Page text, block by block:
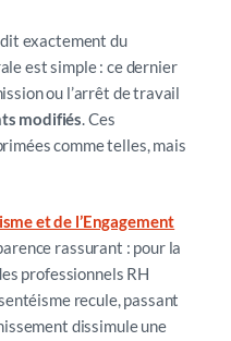
dit exactement du
est simple : ce dernier
ou l’arrêt de travail
modifiés . Ces
comme telles, mais
et de l’Engagement
rassurant : pour la
professionnels RH
recule, passant
dissimule une